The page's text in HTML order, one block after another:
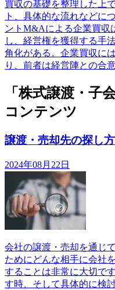
買収の基礎を整理した上
ト、具体的な流れなどに
ントM&Aによる企業買収
し、経営権を獲得する手
角化がある。企業買収に
り、前者は経営陣との合
「株式譲渡・子
コンテンツ
譲渡・売却先の探し
2024年08月22日
会社の譲渡・売却を通じ
ためにどんな相手に会社
することは非常に大切で
す時、そして具体的に検